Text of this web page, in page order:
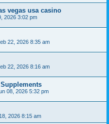
vegas usa casino
2026 3:02 pm
22, 2026 8:35 am
22, 2026 8:16 am
08, 2026 5:32 pm
2026 8:15 am